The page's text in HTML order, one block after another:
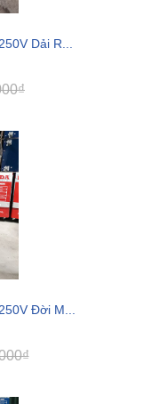
Dải R...
Đời M...